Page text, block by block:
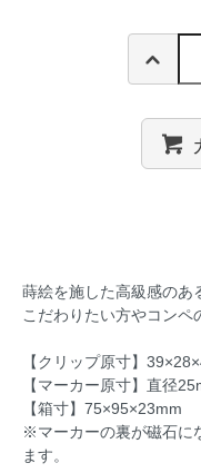
蒔絵を施した高級感のあ
こだわりたい方やコンペ
【クリップ原寸】
【マーカー原寸】直径
【箱寸】75×95×23mm
※マーカーの裏が磁石に
ます。